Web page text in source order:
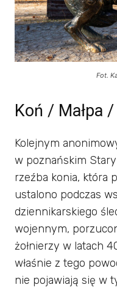
Fot.
Koń / Małpa
Kolejnym
w poznańskim
rzeźba konia, która
ustalono podczas
dziennikarskiego
wojennym,
żołnierzy w latach
właśnie z tego
nie pojawiają się w